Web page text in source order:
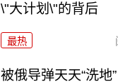
\"大计划\"的背后
最热
被俄导弹天天“洗地